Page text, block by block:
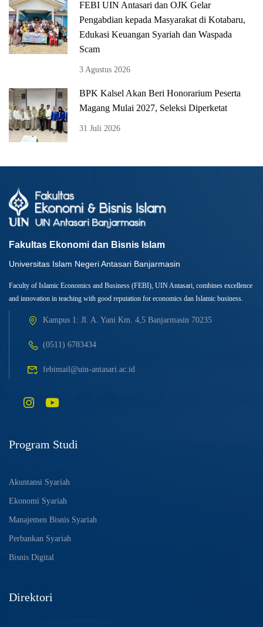
FEBI UIN Antasari dan OJK Gelar
Pengabdian kepada Masyarakat di Kotabaru,
Edukasi Keuangan Syariah dan Waspada
Scam
3 Agustus 2026
BPK Kalsel Akan Beri Honorarium Peserta
Magang Mulai 2027, Seleksi Diperketat
31 Juli 2026
Fakultas Ekonomi dan Bisnis Islam
Universitas Islam Negeri Antasari Banjarmasin
Faculty of Islamic Economics and Business (FEBI), UIN Antasari, combines excellence
and innovation in teaching with good reputation for economics dan Islamic business.
Kampus 1: Jl. A. Yani Km. 4,5 Banjarmasin 70235
(0511) 6783434
febimail@uin-antasari.ac.id
Program Studi
Akuntansi Syariah
Ekonomi Syariah
Manajemen Bisnis Syariah
Perbankan Syariah
Bisnis Digital
Direktori